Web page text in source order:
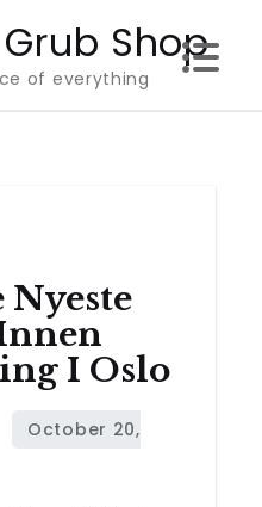
Shop
of everything
I Oslo